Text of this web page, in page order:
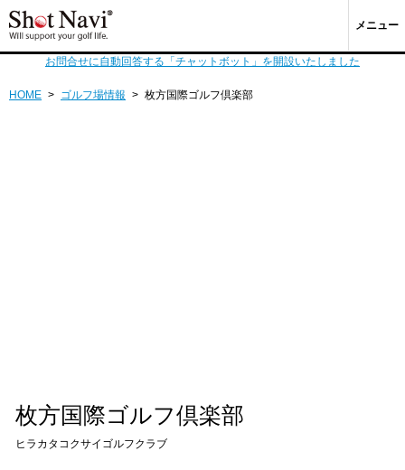
メニュー
お問合せに自動回答する「チャットボット」を開設いたしました
HOME > ゴルフ場情報 > 枚方国際ゴルフ倶楽部
枚方国際ゴルフ倶楽部
ヒラカタコクサイゴルフクラブ